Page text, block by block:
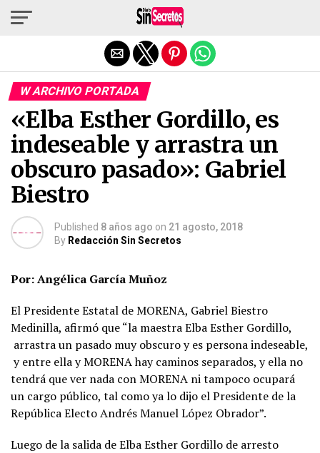
W ARCHIVO PORTADA
«Elba Esther Gordillo, es
indeseable y arrastra un
obscuro pasado»: Gabriel
Biestro
Published 8 años ago on 21 agosto, 2018
By Redacción Sin Secretos
Por: Angélica García Muñoz
El Presidente Estatal de MORENA, Gabriel Biestro
Medinilla, afirmó que “la maestra Elba Esther Gordillo,
arrastra un pasado muy obscuro y es persona indeseable,
y entre ella y MORENA hay caminos separados, y ella no
tendrá que ver nada con MORENA ni tampoco ocupará
un cargo público, tal como ya lo dijo el Presidente de la
República Electo Andrés Manuel López Obrador”.
Luego de la salida de Elba Esther Gordillo de arresto
Salir de la versión móvil